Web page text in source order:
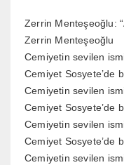
Zerrin Menteşeoğlu:
Zerrin Menteşeoğlu
Cemiyetin sevilen
Cemiyet Sosyete’de
Cemiyetin sevilen
Cemiyet Sosyete’de
Cemiyetin sevilen
Cemiyet Sosyete’de
Cemiyetin sevilen